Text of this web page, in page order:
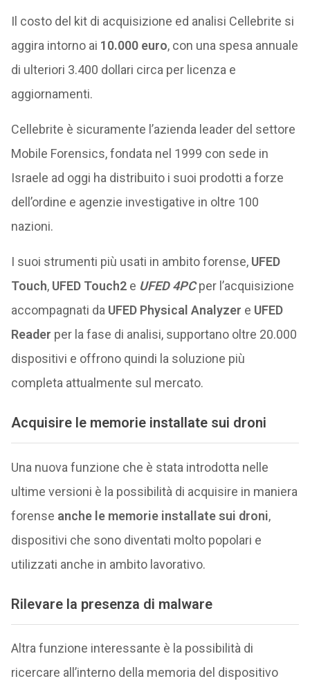
Il costo del kit di acquisizione ed analisi Cellebrite si
aggira intorno ai 10.000 euro, con una spesa annuale
di ulteriori 3.400 dollari circa per licenza e
aggiornamenti.
Cellebrite è sicuramente l’azienda leader del settore
Mobile Forensics, fondata nel 1999 con sede in
Israele ad oggi ha distribuito i suoi prodotti a forze
dell’ordine e agenzie investigative in oltre 100
nazioni.
I suoi strumenti più usati in ambito forense, UFED
Touch, UFED Touch2e UFED 4PCper l’acquisizione
accompagnati da UFED Physical Analyzer e UFED
Reader per la fase di analisi, supportano oltre 20.000
dispositivi e offrono quindi la soluzione più
completa attualmente sul mercato.
Acquisire le memorie installate sui droni
Una nuova funzione che è stata introdotta nelle
ultime versioni è la possibilità di acquisire in maniera
forense anche le memorie installate sui droni,
dispositivi che sono diventati molto popolari e
utilizzati anche in ambito lavorativo.
Rilevare la presenza di malware
Altra funzione interessante è la possibilità di
ricercare all’interno della memoria del dispositivo